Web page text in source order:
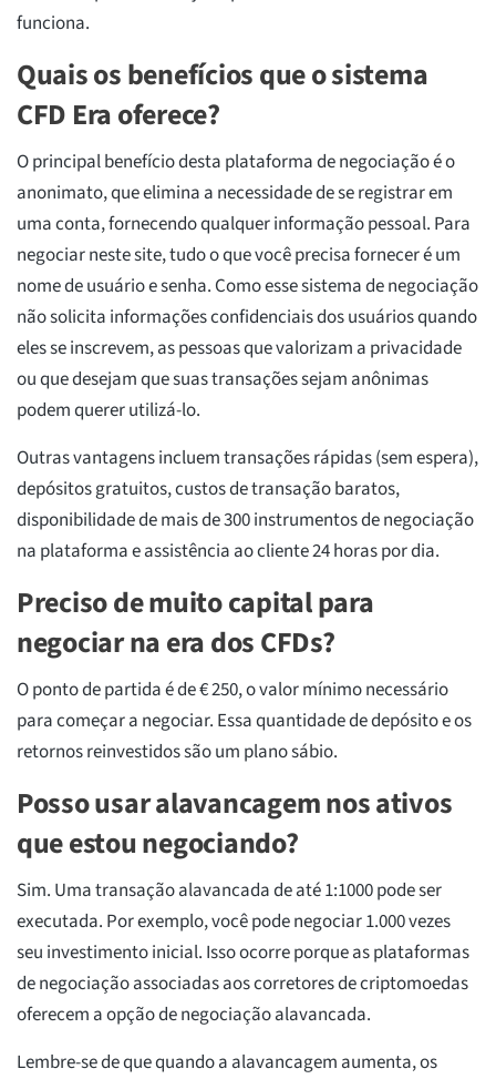
funciona.
Quais os benefícios que o sistema
CFD Era oferece?
O principal benefício desta plataforma de negociação é o
anonimato, que elimina a necessidade de se registrar em
uma conta, fornecendo qualquer informação pessoal. Para
negociar neste site, tudo o que você precisa fornecer é um
nome de usuário e senha. Como esse sistema de negociação
não solicita informações confidenciais dos usuários quando
eles se inscrevem, as pessoas que valorizam a privacidade
ou que desejam que suas transações sejam anônimas
podem querer utilizá-lo.
Outras vantagens incluem transações rápidas (sem espera),
depósitos gratuitos, custos de transação baratos,
disponibilidade de mais de 300 instrumentos de negociação
na plataforma e assistência ao cliente 24 horas por dia.
Preciso de muito capital para
negociar na era dos CFDs?
O ponto de partida é de € 250, o valor mínimo necessário
para começar a negociar. Essa quantidade de depósito e os
retornos reinvestidos são um plano sábio.
Posso usar alavancagem nos ativos
que estou negociando?
Sim. Uma transação alavancada de até 1:1000 pode ser
executada. Por exemplo, você pode negociar 1.000 vezes
seu investimento inicial. Isso ocorre porque as plataformas
de negociação associadas aos corretores de criptomoedas
oferecem a opção de negociação alavancada.
Lembre-se de que quando a alavancagem aumenta, os